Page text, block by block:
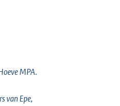
MPA.
van Epe,